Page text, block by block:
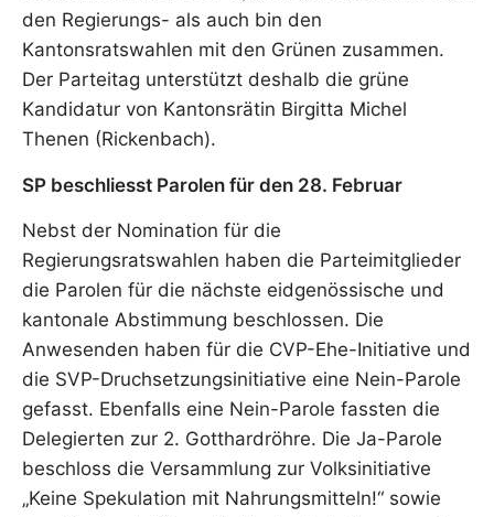
den Regierungs- als auch bin den
Kantonsratswahlen mit den Grünen zusammen.
Der Parteitag unterstützt deshalb die grüne
Kandidatur von Kantonsrätin Birgitta Michel
Thenen (Rickenbach).
SP beschliesst Parolen für den 28. Februar
Nebst der Nomination für die
Regierungsratswahlen haben die Parteimitglieder
die Parolen für die nächste eidgenössische und
kantonale Abstimmung beschlossen. Die
Anwesenden haben für die CVP-Ehe-Initiative und
die SVP-Druchsetzungsinitiative eine Nein-Parole
gefasst. Ebenfalls eine Nein-Parole fassten die
Delegierten zur 2. Gotthardröhre. Die Ja-Parole
beschloss die Versammlung zur Volksinitiative
„Keine Spekulation mit Nahrungsmitteln!“ sowie